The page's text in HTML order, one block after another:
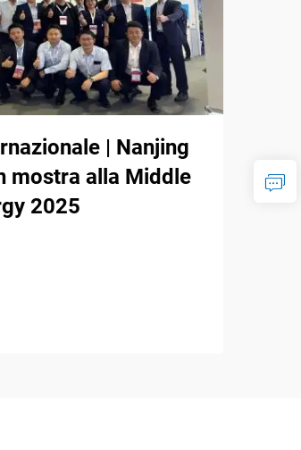
| Nanjing
mostra alla Middle
2025